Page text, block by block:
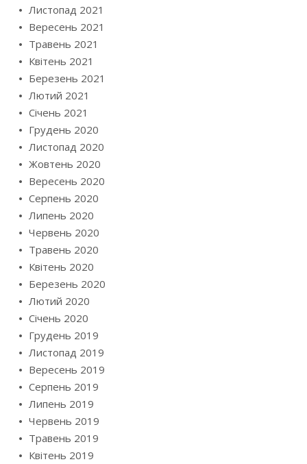
Листопад 2021
Вересень 2021
Травень 2021
Квітень 2021
Березень 2021
Лютий 2021
Січень 2021
Грудень 2020
Листопад 2020
Жовтень 2020
Вересень 2020
Серпень 2020
Липень 2020
Червень 2020
Травень 2020
Квітень 2020
Березень 2020
Лютий 2020
Січень 2020
Грудень 2019
Листопад 2019
Вересень 2019
Серпень 2019
Липень 2019
Червень 2019
Травень 2019
Квітень 2019